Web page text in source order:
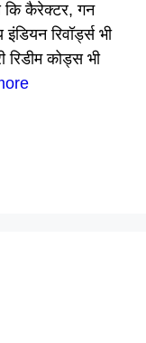
कि कैरेक्टर, गन
रिवॉर्ड्स भी
कोड्स भी